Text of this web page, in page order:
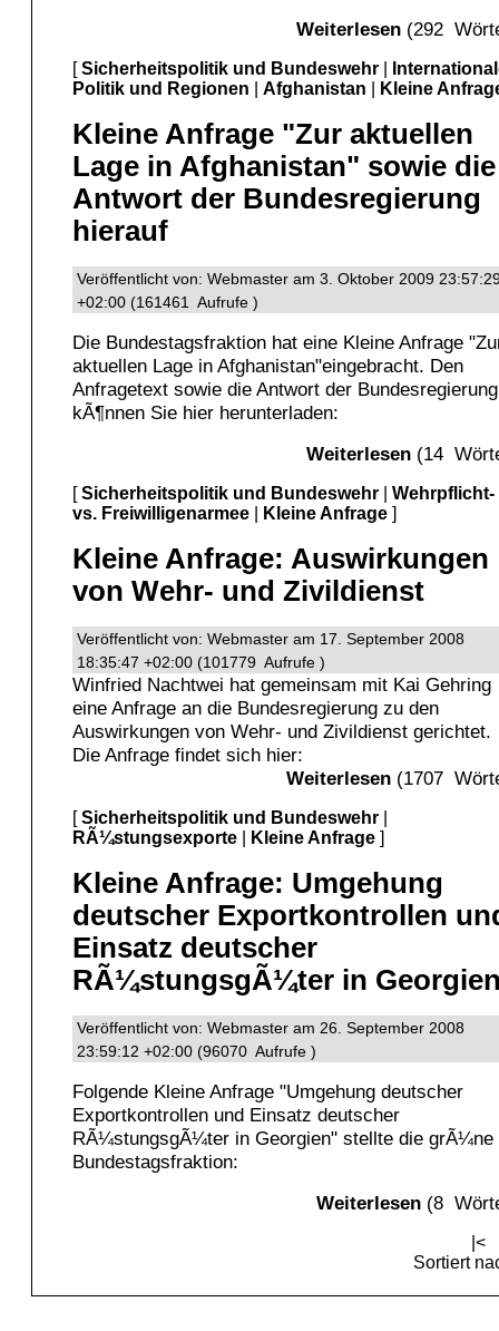
Weiterlesen (292
[Sicherheitspolitik und Bundeswehr
Politik und Regionen
Afghanistan Kleine
Kleine Anfrage "Zur aktuellen
Lage in Afghanistan" sowie die
Antwort der Bundesregierung
hierauf
Veröffentlicht von: Webmaster am 3. Oktober 2009
+02:00 (161461 Aufrufe )
Die Bundestagsfraktion hat eine Kleine Anfrage
aktuellen Lage in Afghanistan"eingebracht. Den
Anfragetext sowie die Antwort der Bundesregierung
kÃ¶nnen Sie hier herunterladen:
Weiterlesen (14
[Sicherheitspolitik und Bundeswehr
Wehrpflicht-
vs. Freiwilligenarmee
Kleine Anfrage ]
Kleine Anfrage: Auswirkungen
von Wehr- und Zivildienst
Veröffentlicht von: Webmaster am 17. September 2008
18:35:47 +02:00 (101779 Aufrufe )
Winfried Nachtwei hat gemeinsam mit Kai Gehring
eine Anfrage an die Bundesregierung zu den
Auswirkungen von Wehr- und Zivildienst gerichtet.
Die Anfrage findet sich hier:
Weiterlesen (1707
[Sicherheitspolitik und Bundeswehr
RÃ¼stungsexporte
Kleine Anfrage ]
Kleine Anfrage: Umgehung
deutscher Exportkontrollen
Einsatz deutscher
RÃ¼stungsgÃ¼ter in
Veröffentlicht von: Webmaster am 26. September 2008
23:59:12 +02:00 (96070 Aufrufe )
Folgende Kleine Anfrage "Umgehung deutscher
Exportkontrollen und Einsatz deutscher
RÃ¼stungsgÃ¼ter in Georgien" stellte die grÃ¼ne
Bundestagsfraktion:
Weiterlesen (8
|<
Sortiert